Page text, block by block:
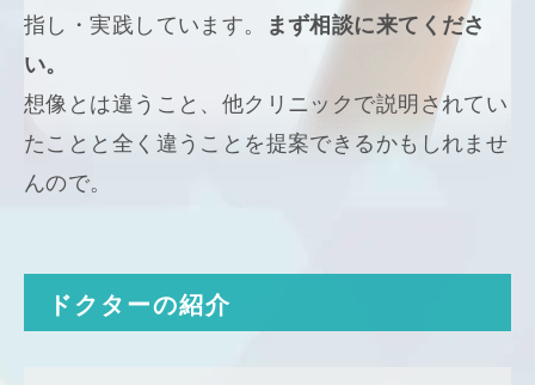
指し・実践しています。
まず相談に来てくださ
い。
想像とは違うこと、他クリニックで説明されてい
たことと全く違うことを提案できるかもしれませ
んので。
ドクターの紹介